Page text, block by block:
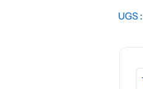
UGS :